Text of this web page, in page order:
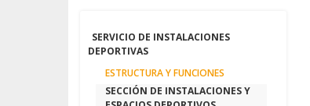
SERVICIO DE INSTALACIONES
DEPORTIVAS
ESTRUCTURA Y FUNCIONES
SECCIÓN DE INSTALACIONES Y